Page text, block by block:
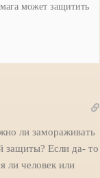
может защитить
ли замораживать
защиты? Если да- то
ли человек или